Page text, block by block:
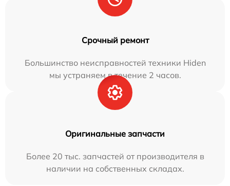
Срочный ремонт
Большинство неисправностей техники Hiden
мы устраняем в течение 2 часов.
Оригинальные запчасти
Более 20 тыс. запчастей от производителя в
наличии на собственных складах.